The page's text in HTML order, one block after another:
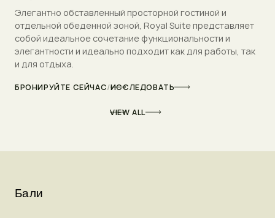
VIEW ALL
Элегантно обставленный просторной гостиной и
отдельной обеденной зоной, Royal Suite представляет
собой идеальное сочетание функциональности и
элегантности и идеально подходит как для работы, так
и для отдыха.
БРОНИРУЙТЕ СЕЙЧАС/ИССЛЕДОВАТЬ
Бали